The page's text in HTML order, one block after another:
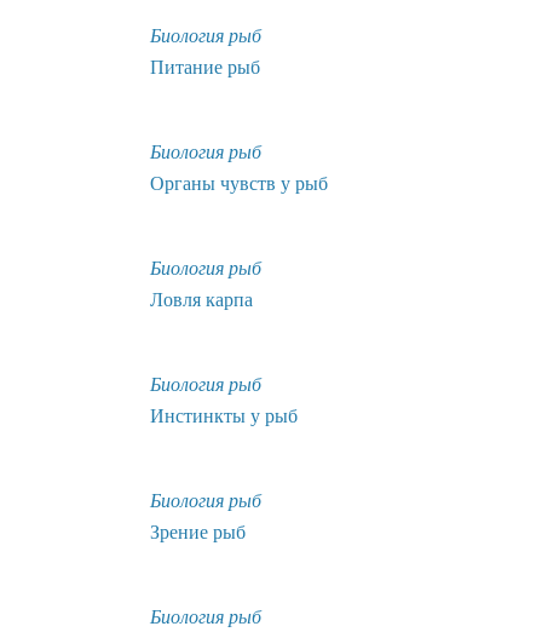
Биология рыб
Питание рыб
Биология рыб
Органы чувств у рыб
Биология рыб
Ловля карпа
Биология рыб
Инстинкты у рыб
Биология рыб
Зрение рыб
Биология рыб